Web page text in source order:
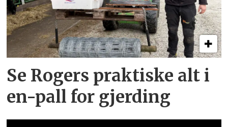
Se Rogers praktiske alt i
en-pall for gjerding